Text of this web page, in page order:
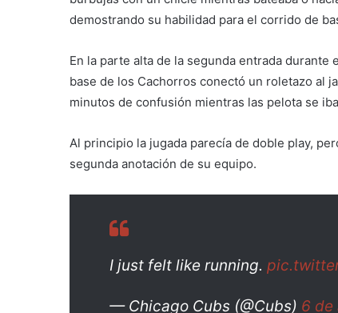
demostrando su habilidad para el corrido de
En la parte alta de la segunda entrada
base de los Cachorros conectó un roletazo al
minutos de confusión mientras las pelota se
Al principio la jugada parecía de doble play,
segunda anotación de su equipo.
I just felt like running.
— Chicago Cubs (@Cubs) 6 de